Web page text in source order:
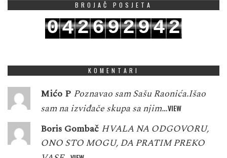
BROJAČ POSJETA
042692942
KOMENTARI
Mićo P Poznavao sam Sašu Raonića.Išao
sam na izviđače skupa sa njim…VIEW
Boris Gombač HVALA NA ODGOVORU,
ONO STO MOGU, DA PRATIM PREKO